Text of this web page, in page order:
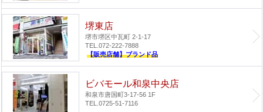
堺東店
堺市堺区中瓦町 2-1-17
TEL.072-222-7888
【販売店舗】ブランド品
ビバモール和泉中央店
和泉市唐国町3-17-56 1F
TEL.0725-51-7116